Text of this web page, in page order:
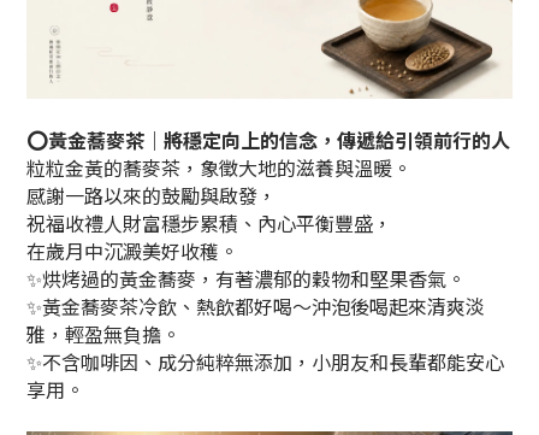
⭕黃金蕎麥茶｜將穩定向上的信念，傳遞給引領前行的人
粒粒金黃的蕎麥茶，象徵大地的滋養與溫暖。
感謝一路以來的鼓勵與啟發，
祝福收禮人財富穩步累積、內心平衡豐盛，
在歲月中沉澱美好收穫。
✨烘烤過的黃金蕎麥，有著濃郁的穀物和堅果香氣。
✨黃金蕎麥茶冷飲、熱飲都好喝～沖泡後喝起來清爽淡
雅，輕盈無負擔。
✨不含咖啡因、成分純粹無添加，小朋友和長輩都能安心
享用。